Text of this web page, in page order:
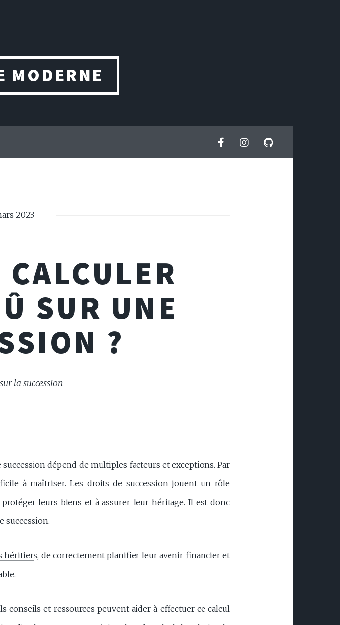
MODERNE
2023
SUR UNE
?
la succession
dépend de multiples facteurs et exceptions. Par
à maîtriser. Les droits de succession jouent un rôle
leurs biens et à assurer leur héritage. Il est donc
succession.
héritiers, de correctement planifier leur avenir financier et
conseils et ressources peuvent aider à effectuer ce calcul